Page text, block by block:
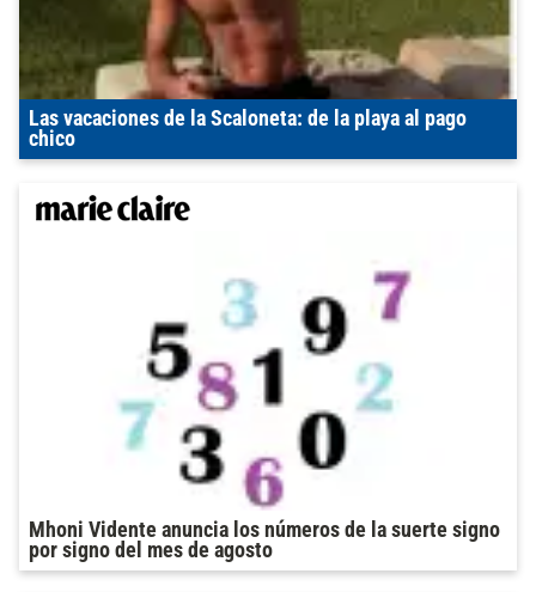
Las vacaciones de la Scaloneta: de la playa al pago
chico
Mhoni Vidente anuncia los números de la suerte signo
por signo del mes de agosto